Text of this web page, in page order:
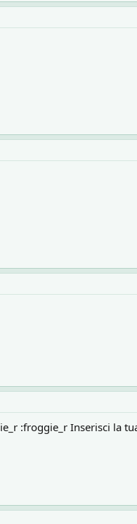
:froggie_r Inserisci la